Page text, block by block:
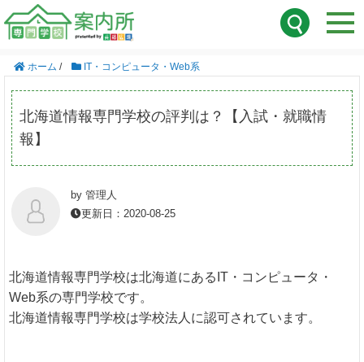
ホーム / IT・コンピュータ・Web系
北海道情報専門学校の評判は？【入試・就職情
報】
by 管理人
更新日：2020-08-25
北海道情報専門学校は北海道にあるIT・コンピュータ・
Web系の専門学校です。
北海道情報専門学校は学校法人に認可されています。